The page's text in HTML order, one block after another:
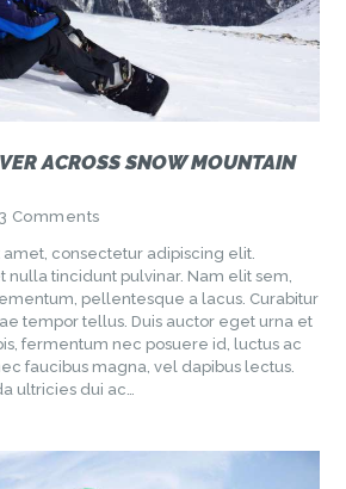
ACROSS SNOW MOUNTAIN
3 Comments
amet, consectetur adipiscing elit.
tincidunt pulvinar. Nam elit sem,
pellentesque a lacus. Curabitur
tempor tellus. Duis auctor eget urna et
fermentum nec posuere id, luctus ac
faucibus magna, vel dapibus lectus.
ultricies dui ac…